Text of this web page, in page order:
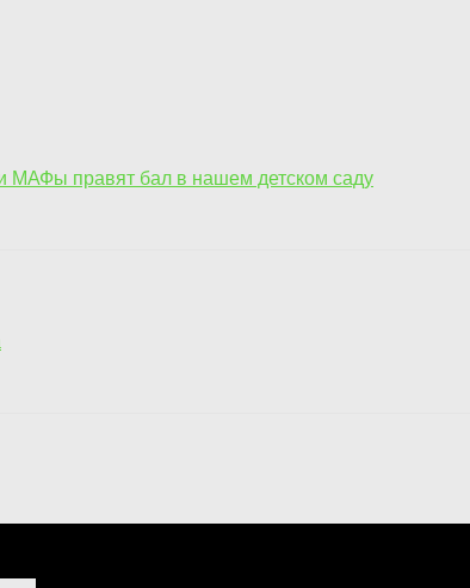
МАФы правят бал в нашем детском саду